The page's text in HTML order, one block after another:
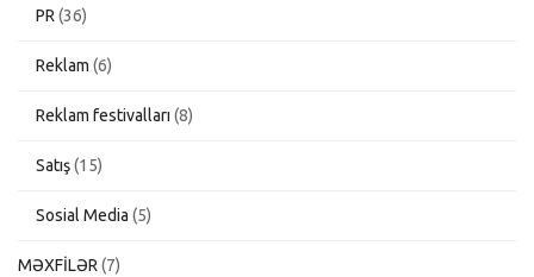
PR (36)
Reklam (6)
Reklam festivalları (8)
Satış(15)
Sosial Media (5)
MƏXFİLƏR (7)